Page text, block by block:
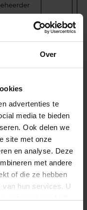
Over
advertenties te
media te bieden
Ook delen we
site met onze
en analyse. Deze
met andere
of die ze hebben
hun services. U
het
Traceert de
op
en
2 jaar
naar